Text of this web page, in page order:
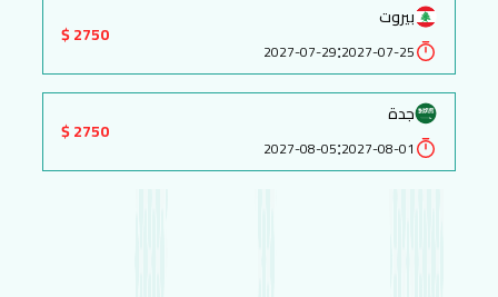
بيروت
2027-07-25
:
2027-07-29
2750 $
جدة
2027-08-01
:
2027-08-05
2750 $